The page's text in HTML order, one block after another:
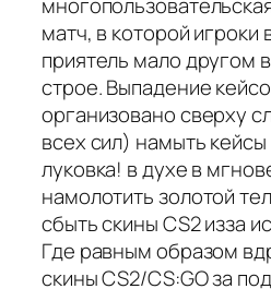
матч, в которой игроки
приятель мало другом
строе. Выпадение
организовано сверху
всех сил) намыть кейсы
луковка! в духе в
намолотить золотой
сбыть скины CS2 изза
Где равным образом
скины CS2/CS:GO за